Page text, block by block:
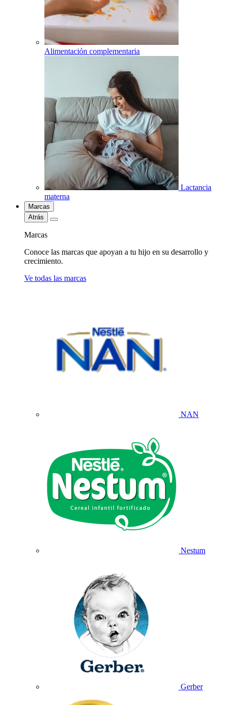
Alimentación complementaria
Lactancia
materna
Marcas
Atrás
Marcas
Conoce las marcas que apoyan a tu hijo en su desarrollo y
crecimiento.
Ve todas las marcas
NAN
Nestum
Gerber